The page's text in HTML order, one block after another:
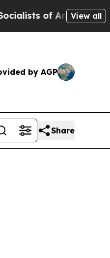
Propose RadicalView all
by AGP
Share